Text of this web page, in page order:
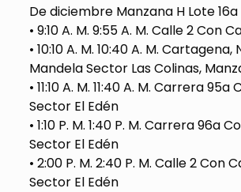
De diciembre Manzana H Lote 16a
• 9:10 A. M. 9:55 A. M. Calle 2 Con
• 10:10 A. M. 10:40 A. M. Cartagena,
Mandela Sector Las Colinas,
• 11:10 A. M. 11:40 A. M. Carrera 95a
Sector El Edén
• 1:10 P. M. 1:40 P. M. Carrera 96a
Sector El Edén
• 2:00 P. M. 2:40 P. M. Calle 2 Con
Sector El Edén